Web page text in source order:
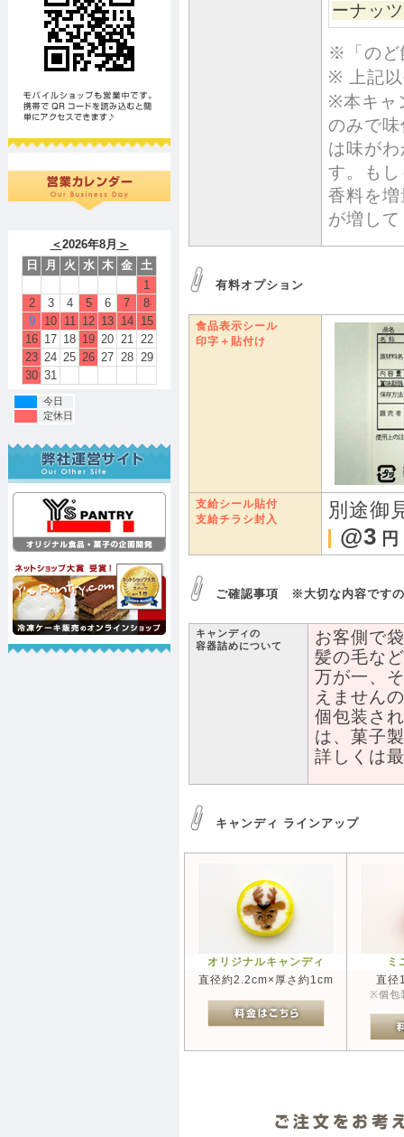
＜2026年8月 ＞
日
月 火 水 木 金
土
1
2
3 4 5 6 7
8
9
10 11 12 13 14
15
16 17 18 19 20 21
22
23 24 25 26 27 28
29
30 31
今日
定休日
ーナッツ
※「のど
※ 上記以
※本キャ
のみで
は味が
す。も
香料を
が増し
有料オプション
食品表示シール
印字＋貼付け
支給シール貼付
支給チラシ封入
別途御
@3
ご確認事項 ※大切な内容です
キャンディの
容器詰めについて
お客側で
髪の毛な
万が一、
えません
個包装さ
は、菓子
詳しくは
キャンディ ラインアップ
オリジナルキャンディ
直径約2.2cm×厚さ約1cm
ミ
直径
※個包